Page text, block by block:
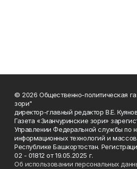
© 2026 Общественно-политическая
зори"
директор-главный редактор В.Е.
Газета «Зианчуринские зори»
Управлении Федеральной службы по
информационных технологий и
Республике Башкортостан.
02 - 01812 от 19.05.2025 г.
Об использовании персональных